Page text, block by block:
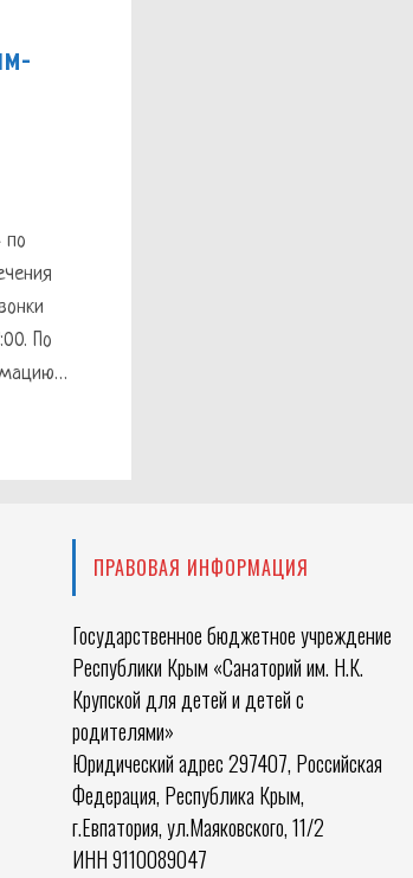
по
По
ПРАВОВАЯ ИНФОРМАЦИЯ
Государственное бюджетное учреждение
Республики Крым «Санаторий им. Н.К.
Крупской для детей и детей с
родителями»
Юридический адрес 297407, Российская
Федерация, Республика Крым,
г.Евпатория, ул.Маяковского, 11/2
ИНН 9110089047